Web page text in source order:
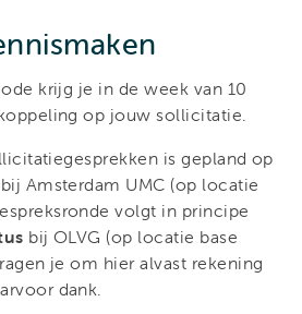
krijg je in de week van 10
op jouw sollicitatie.
is gepland op
bij Amsterdam UMC (op locatie
volgt in principe
bij OLVG (op locatie base
je om hier alvast rekening
dank.